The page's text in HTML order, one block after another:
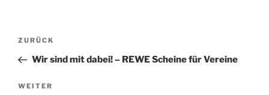
Beitragsnavigation
Vorheriger
Beitrag
ZURÜCK
Wir sind mit dabei! – REWE Scheine für Vereine
Nächster
WEITER